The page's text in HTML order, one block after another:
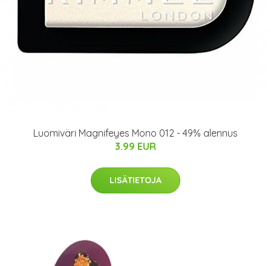
Luomiväri Magnifeyes Mono 012 - 49% alennus
3.99 EUR
LISÄTIETOJA